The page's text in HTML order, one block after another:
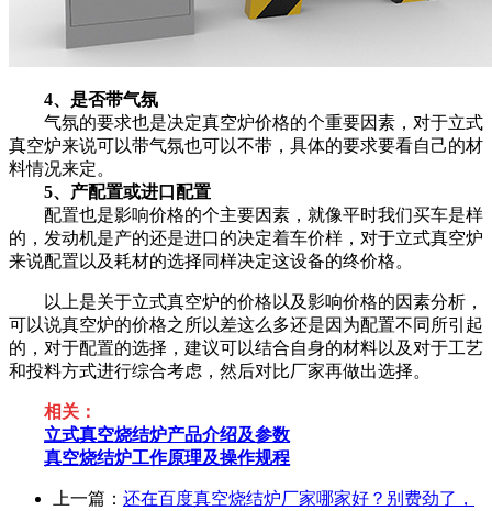
4、是否带气氛
气氛的要求也是决定真空炉价格的个重要因素，对于立式
真空炉来说可以带气氛也可以不带，具体的要求要看自己的材
料情况来定。
5、产配置或进口配置
配置也是影响价格的个主要因素，就像平时我们买车是样
的，发动机是产的还是进口的决定着车价样，对于立式真空炉
来说配置以及耗材的选择同样决定这设备的终价格。
以上是关于立式真空炉的价格以及影响价格的因素分析，
可以说真空炉的价格之所以差这么多还是因为配置不同所引起
的，对于配置的选择，建议可以结合自身的材料以及对于工艺
和投料方式进行综合考虑，然后对比厂家再做出选择。
相关：
立式真空烧结炉产品介绍及参数
真空烧结炉工作原理及操作规程
上一篇： 还在百度真空烧结炉厂家哪家好？别费劲了，